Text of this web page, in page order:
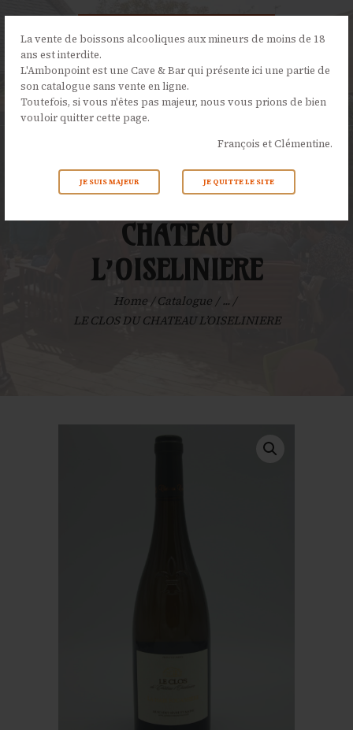
La vente de boissons alcooliques aux mineurs de moins de 18
ans est interdite.
L'Ambonpoint est une Cave & Bar qui présente ici une partie de
son catalogue sans vente en ligne.
Toutefois, si vous n'êtes pas majeur, nous vous prions de bien
vouloir quitter cette page.
François et Clémentine.
JE SUIS MAJEUR JE QUITTE LE SITE
LE CLOS DU
CHATEAU
L’OISELINIERE
Home Catalogue
...
LE CLOS DU CHATEAU L’OISELINIERE
L’AMBONPOINT
LA CAVE
NOS ÉVÉNEMENTS
ACTUALITÉS
CONTACTS